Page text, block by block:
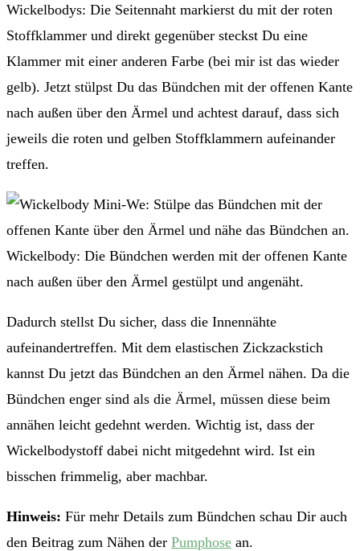
Wickelbodys: Die Seitennaht markierst du mit der roten
Stoffklammer und direkt gegenüber steckst Du eine
Klammer mit einer anderen Farbe (bei mir ist das wieder
gelb). Jetzt stülpst Du das Bündchen mit der offenen Kante
nach außen über den Ärmel und achtest darauf, dass sich
jeweils die roten und gelben Stoffklammern aufeinander
treffen.
Wickelbody: Die Bündchen werden mit der offenen Kante
nach außen über den Ärmel gestülpt und angenäht.
Dadurch stellst Du sicher, dass die Innennähte
aufeinandertreffen. Mit dem elastischen Zickzackstich
kannst Du jetzt das Bündchen an den Ärmel nähen. Da die
Bündchen enger sind als die Ärmel, müssen diese beim
annähen leicht gedehnt werden. Wichtig ist, dass der
Wickelbodystoff dabei nicht mitgedehnt wird. Ist ein
bisschen frimmelig, aber machbar.
Hinweis: Für mehr Details zum Bündchen schau Dir auch
den Beitrag zum Nähen der Pumphose an.